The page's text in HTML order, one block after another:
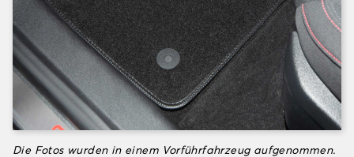
Die Fotos wurden in einem Vorführfahrzeug aufgenommen.